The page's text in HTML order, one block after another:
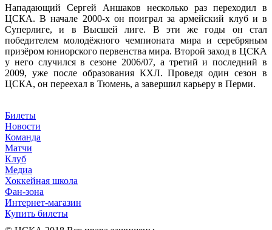
Нападающий Сергей Аншаков несколько раз переходил в
ЦСКА. В начале 2000-х он поиграл за армейский клуб и в
Суперлиге, и в Высшей лиге. В эти же годы он стал
победителем молодёжного чемпионата мира и серебряным
призёром юниорского первенства мира. Второй заход в ЦСКА
у него случился в сезоне 2006/07, а третий и последний в
2009, уже после образования КХЛ. Проведя один сезон в
ЦСКА, он переехал в Тюмень, а завершил карьеру в Перми.
Билеты
Новости
Команда
Матчи
Клуб
Медиа
Хоккейная школа
Фан-зона
Интернет-магазин
Купить билеты